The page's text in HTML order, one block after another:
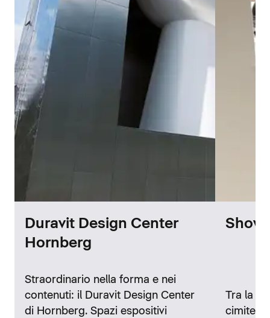
Duravit Design Center
Hornberg
Straordinario nella forma e nei
contenuti: il Duravit Design Center
di Hornberg. Spazi espositivi
Tra la
cimitero